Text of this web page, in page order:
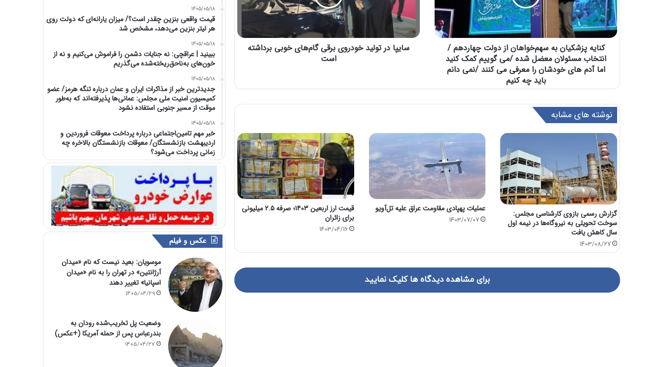
کنایه پزشکیان به سهم‌خواهان از دولت چهاردهم /
انتخاب مسئولان معضل شده /می گوییم کمک کنید
اما آدم های خودشان را معرفی می کنند /نمی دانم
باید چه کنیم
سایپا در تولید خودروی برقی گام‌های خوبی برداشته
است
نوشته های مشابه
گزارش رسمی بازوی کارشناسی مجلس:
سوخت تحویلی به نیروگاه‌ها در نیمه اول
سال کاهش یافت
1403/08/27
عملیات پهپادی مقاومت عراق علیه تل‌آویو
1403/07/07
قیمت ارز اربعین ۱۴۰۳؛ صرفه ۲.۵ میلیونی
برای زائران
1403/04/16
برای مشاهده دیدگاه ها کلیک نمایید
1405/05/18
قیمت واقعی بنزین چقدر است؟/ میزان یارانه‌ای که دولت روی
هر لیتر بنزین می‌دهد، مشخص شد
1405/05/18
ببینید | عراقچی: نه جنایات دشمن را فراموش می‌کنیم و نه از
خون‌های به‌ناحق‌ریخته‌شده می‌گذریم
1405/05/18
جدیدترین خبر از مذاکرات ایران و عمان درباره تنگه هرمز/ عضو
کمیسیون امنیت ملی مجلس: عمانی‌ها پذیرفته‌اند که به‌طور
موقت از مسیر جنوبی استفاده نشود
1405/05/18
خبر مهم تامین‌اجتماعی درباره پرداخت معوقات فروردین و
اردیبهشت بازنشستگان/ معوقات بازنشستگان بالاخره چه
زمانی پرداخت می‌شود؟
عکس و فیلم
موسویان: بعید نیست که نام «میدان
آرژانتین» در تهران را به نام «میدان
اسپانیا» تغییر دهند
1405/04/29
وضعیت پل تخریب‌شده رودان به
بندرعباس پس از حمله آمریکا (+عکس)
1405/04/27